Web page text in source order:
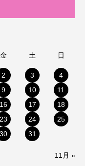
金 土 日
2 3
4
9 10
11
16 17
18
23 24
25
30 31
11月 »